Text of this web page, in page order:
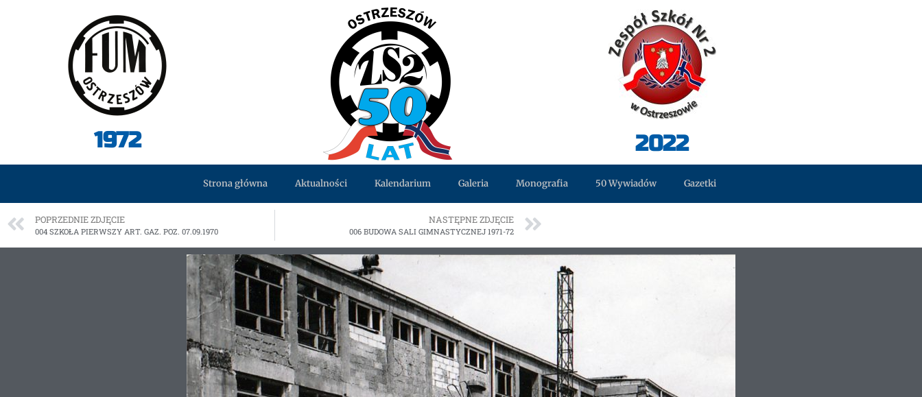
1972 2022
Strona główna Aktualności Kalendarium Galeria Monografia 50 Wywiadów Gazetki
POPRZEDNIE ZDJĘCIE
004 SZKOŁA PIERWSZY ART. GAZ. POZ. 07.09.1970
NASTĘPNE ZDJĘCIE
006 BUDOWA SALI GIMNASTYCZNEJ 1971-72